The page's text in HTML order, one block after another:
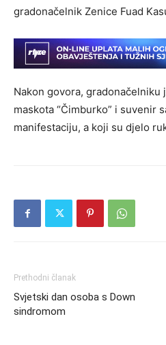
gradonačelnik Zenice Fuad
Nakon govora, gradonačelniku
maskota “Čimburko” i suvenir
manifestaciju, a koji su djelo
Prethodni članak
Svjetski dan osoba s Down
sindromom